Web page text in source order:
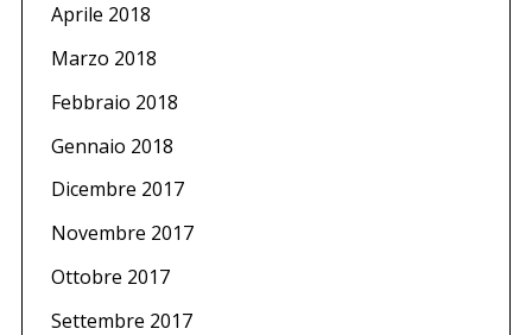
Aprile 2018
Marzo 2018
Febbraio 2018
Gennaio 2018
Dicembre 2017
Novembre 2017
Ottobre 2017
Settembre 2017